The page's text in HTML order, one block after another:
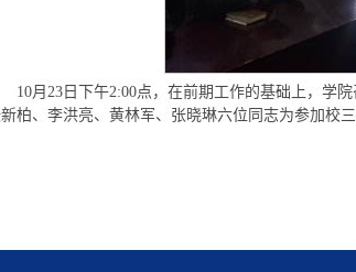
10月23日下午2:00点，在前期工作的基础上，学
柏、李洪亮、黄林军、张晓琳六位同志为参加校三